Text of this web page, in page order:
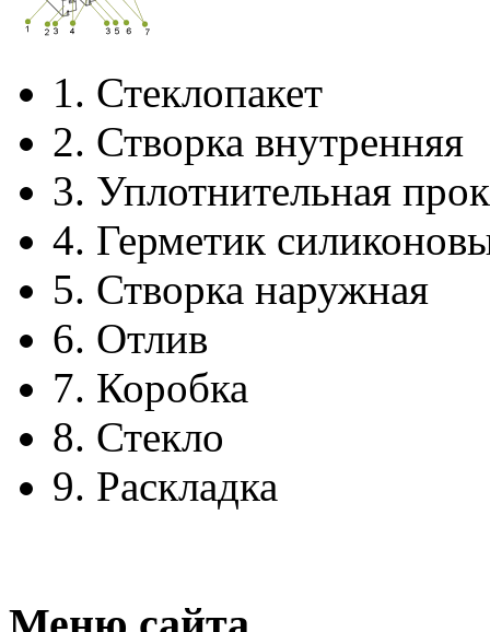
1. Стеклопакет
2. Створка внутренняя
3. Уплотнительная
4. Герметик
5. Створка наружная
6. Отлив
7. Коробка
8. Стекло
9. Раскладка